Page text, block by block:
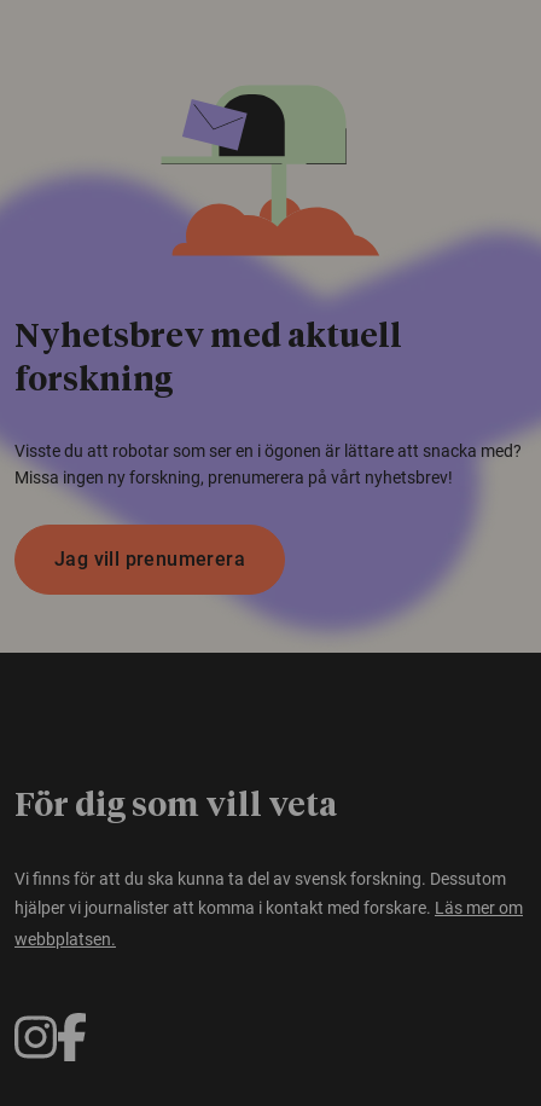
Nyhetsbrev med aktuell
forskning
Visste du att robotar som ser en i ögonen är lättare att snacka med?
Missa ingen ny forskning, prenumerera på vårt nyhetsbrev!
Jag vill prenumerera
För dig som vill veta
Vi finns för att du ska kunna ta del av svensk forskning. Dessutom
hjälper vi journalister att komma i kontakt med forskare. Läs mer om
webbplatsen.